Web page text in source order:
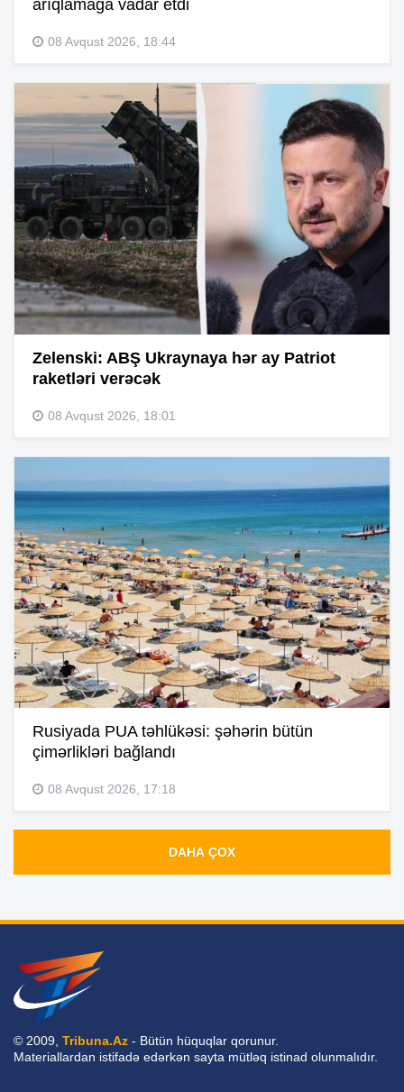
arıqlamağa vadar etdi
08 Avqust 2026, 18:44
Zelenski: ABŞ Ukraynaya hər ay Patriot
raketləri verəcək
08 Avqust 2026, 18:01
Rusiyada PUA təhlükəsi: şəhərin bütün
çimərlikləri bağlandı
08 Avqust 2026, 17:18
DAHA ÇOX
© 2009, Tribuna.Az - Bütün hüquqlar qorunur.
Materiallardan istifadə edərkən sayta mütləq istinad olunmalıdır.